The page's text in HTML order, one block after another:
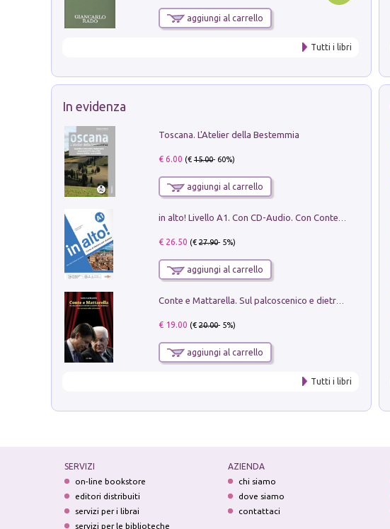
aggiungi al carrello
Tutti i libri
In evidenza
Toscana. L'Atelier della Bestemmia
€ 6.00 (€15.00- 60%)
aggiungi al carrello
€ 26.50 (€27.90- 5%)
aggiungi al carrello
Conte e Mattarella. Sul palcoscenico e dietro le quinte del Quirinale. Un racconto sulle istituzioni
€ 19.00 (€20.00- 5%)
aggiungi al carrello
Tutti i libri
SERVIZI
on-line bookstore
editori distribuiti
servizi per i librai
servizi per le biblioteche
AZIENDA
chi siamo
dove siamo
contattaci